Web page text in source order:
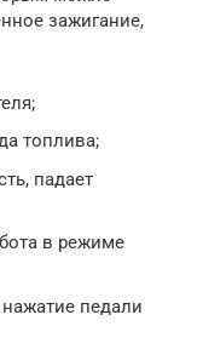
зажигание,
топлива;
падает
в режиме
педали